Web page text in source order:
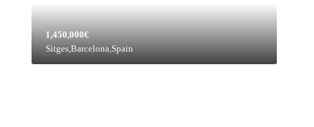
1,450,000€
Sitges,Barcelona,Spain